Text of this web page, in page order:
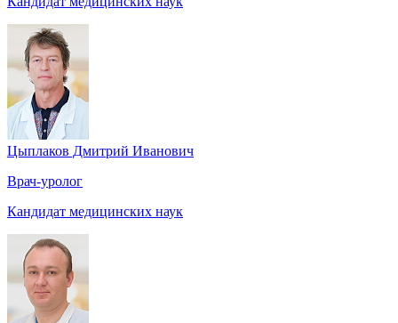
Цыплаков Дмитрий Иванович
Врач-уролог
Кандидат медицинских наук